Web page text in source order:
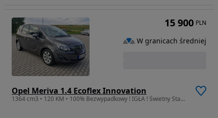
Opel Meriva 1.4 Ecoflex Innovation
1364 cm3 • 120 KM • 100% Bezwypadkowy ! IGŁA ! Świetny Stan ! Opłacony ! Z Niemiec
15 900 PLN
W granicach średniej